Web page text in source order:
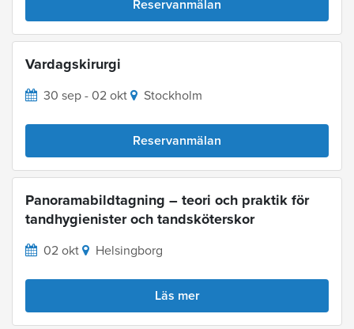
Reservanmälan
Vardagskirurgi
30 sep - 02 okt Stockholm
Reservanmälan
Panoramabildtagning – teori och praktik för
tandhygienister och tandsköterskor
02 okt Helsingborg
Läs mer